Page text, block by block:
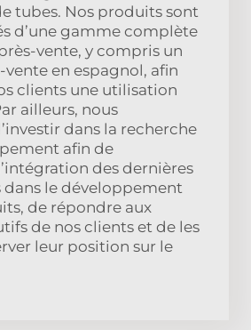
tubes. Nos produits sont
d’une gamme complète
vente, y compris un
vente en espagnol, afin
clients une utilisation
ailleurs, nous
dans la recherche
afin de
des dernières
le développement
de répondre aux
de nos clients et de les
leur position sur le